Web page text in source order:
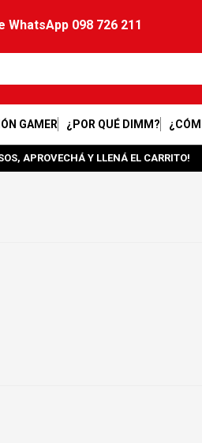
WhatsApp 098 726 211
GAMER ¿POR QUÉ DIMM?
APROVECHÁ Y LLENÁ EL CARRITO!